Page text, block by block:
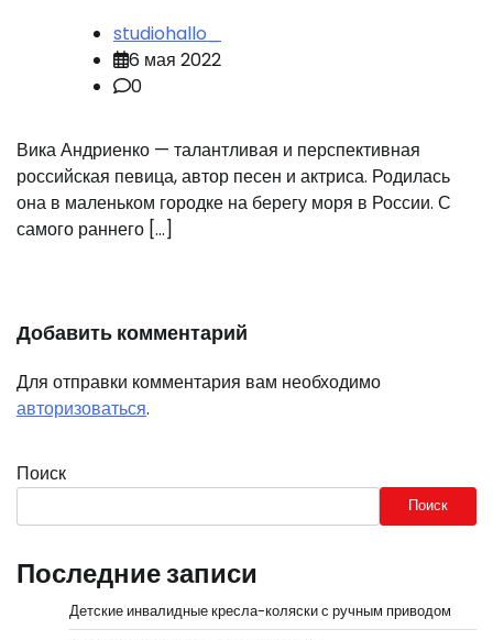
studiohallo_
6 мая 2022
0
Вика Андриенко — талантливая и перспективная
российская певица, автор песен и актриса. Родилась
она в маленьком городке на берегу моря в России. С
самого раннего […]
Добавить комментарий
Для отправки комментария вам необходимо
авторизоваться.
Поиск
Поиск
Последние записи
Детские инвалидные кресла-коляски с ручным приводом